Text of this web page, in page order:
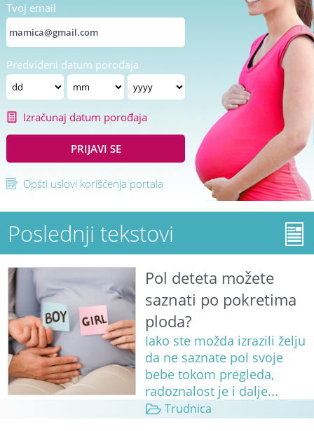
Tvoj email
Predviđeni datum porođaja
Izračunaj datum porođaja
PRIJAVI SE
Opšti uslovi korišćenja portala
Poslednji tekstovi
Pol deteta možete
saznati po pokretima
ploda?
Iako ste možda izrazili želju
da ne saznate pol svoje
bebe tokom pregleda,
radoznalost je i dalje...
Trudnica